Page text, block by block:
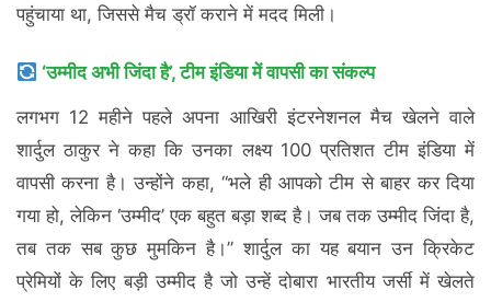
पहुंचाया था, जिससे मैच ड्रॉ कराने में मदद मिली।
‘उम्मीद अभी जिंदा है’, टीम इंडिया में वापसी का संकल्प
लगभग 12 महीने पहले अपना आखिरी इंटरनेशनल मैच खेलने वाले
शार्दुल ठाकुर ने कहा कि उनका लक्ष्य 100 प्रतिशत टीम इंडिया में
वापसी करना है। उन्होंने कहा, “भले ही आपको टीम से बाहर कर दिया
गया हो, लेकिन ‘उम्मीद’ एक बहुत बड़ा शब्द है। जब तक उम्मीद जिंदा है,
तब तक सब कुछ मुमकिन है।” शार्दुल का यह बयान उन क्रिकेट
प्रेमियों के लिए बड़ी उम्मीद है जो उन्हें दोबारा भारतीय जर्सी में खेलते